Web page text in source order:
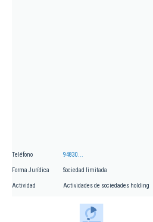
Teléfono 94830...
Forma Jurídica Sociedad limitada
Actividad Actividades de sociedades holding